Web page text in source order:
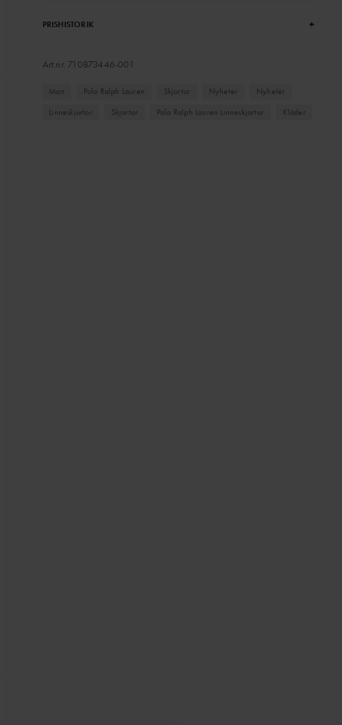
PRISHISTORIK +
Art.nr. 710873446-001
Man Polo Ralph Lauren Skjortor Nyheter
Nyheter
Linneskjortor
Skjortor Polo Ralph Lauren Linneskjortor Kläder